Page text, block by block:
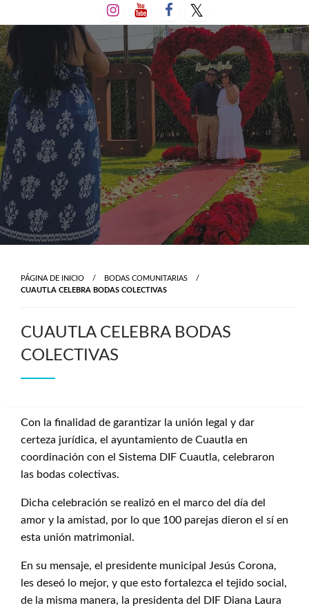
al
contenido
PÁGINA DE INICIO
BODAS COMUNITARIAS
CUAUTLA CELEBRA BODAS COLECTIVAS
CUAUTLA CELEBRA BODAS
COLECTIVAS
Con la finalidad de garantizar la unión legal y dar
certeza jurídica, el ayuntamiento de Cuautla en
coordinación con el Sistema DIF Cuautla, celebraron
las bodas colectivas.
Dicha celebración se realizó en el marco del día del
amor y la amistad, por lo que 100 parejas dieron el sí en
esta unión matrimonial.
En su mensaje, el presidente municipal Jesús Corona,
les deseó lo mejor, y que esto fortalezca el tejido social,
de la misma manera, la presidenta del DIF Diana Laura